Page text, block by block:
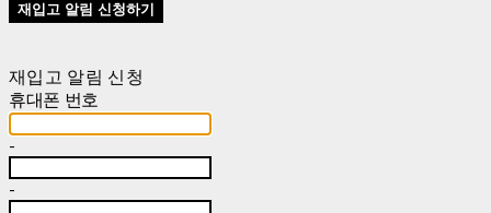
재입고 알림 신청하기
재입고 알림 신청
휴대폰 번호
-
-